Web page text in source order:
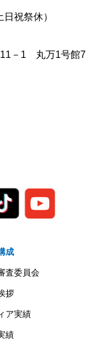
祝祭休）
11－1 丸万1号館7
成
査委員会
拶
ア実績
績